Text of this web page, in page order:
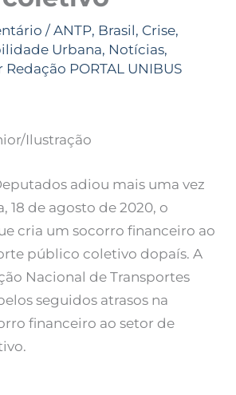
/ ANTP, Brasil, Crise,
Urbana, Notícias,
Redação PORTAL UNIBUS
Ilustração
adiou mais uma vez
18 de agosto de 2020, o
cria um socorro financeiro ao
público coletivo dopaís. A
Nacional de Transportes
seguidos atrasos na
financeiro ao setor de